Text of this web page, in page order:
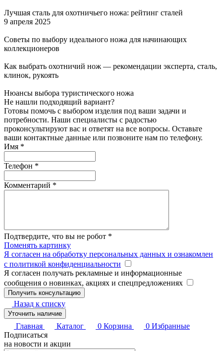
Лучшая сталь для охотничьего ножа: рейтинг сталей
9 апреля 2025
Советы по выбору идеального ножа для начинающих
коллекционеров
Как выбрать охотничий нож — рекомендации эксперта, сталь,
клинок, рукоять
Нюансы выбора туристического ножа
Не нашли подходящий вариант?
Готовы помочь с выбором изделия под ваши задачи и
потребности. Наши специалисты с радостью
проконсультируют вас и ответят на все вопросы. Оставьте
ваши контактные данные или позвоните нам по телефону.
Имя *
Телефон *
Комментарий *
Подтвердите, что вы не робот *
Поменять картинку
Я согласен на обработку персональных данных и ознакомлен
с политикой конфиденциальности
Я согласен получать рекламные и информационные
сообщения о новинках, акциях и спецпредложениях
Назад к списку
Уточнить наличие
Главная Каталог 0 Корзина 0 Избранные
Подписаться
на новости и акции